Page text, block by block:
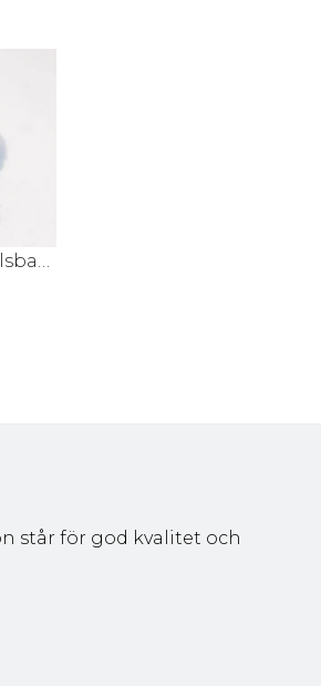
står för god kvalitet och